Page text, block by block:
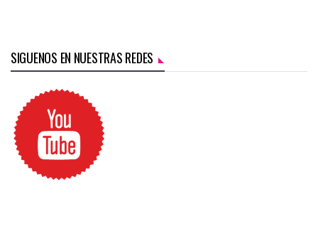
SIGUENOS EN NUESTRAS REDES